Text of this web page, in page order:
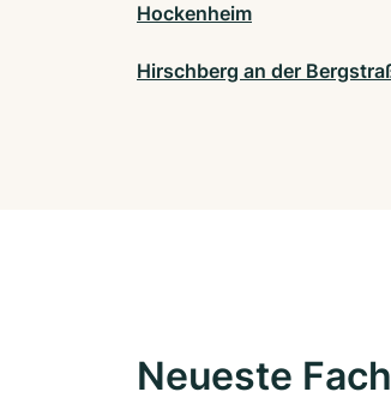
Hockenheim
Hirschberg an der
Neueste